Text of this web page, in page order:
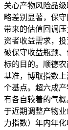
关心产物风险品
略差别显著，保
带来的估值回调
资者收益需求，
破保守收益瓶颈
标的目的。顺德
基准，博取指数
个基点。超六成
有各自较着的气
于近期调整产物
力指数）年内年